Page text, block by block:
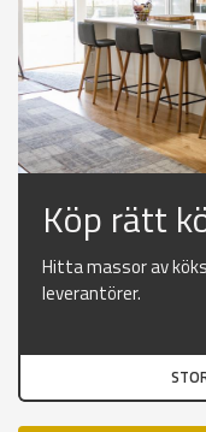
Köp rätt
Hitta massor av
leverantörer.